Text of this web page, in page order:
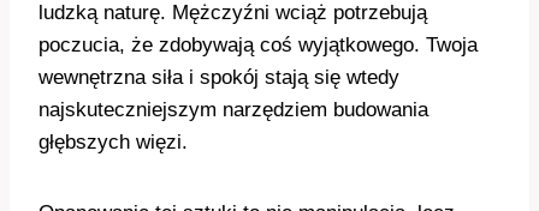
ludzką naturę. Mężczyźni wciąż potrzebują
poczucia, że zdobywają coś wyjątkowego. Twoja
wewnętrzna siła i spokój stają się wtedy
najskuteczniejszym narzędziem budowania
głębszych więzi.